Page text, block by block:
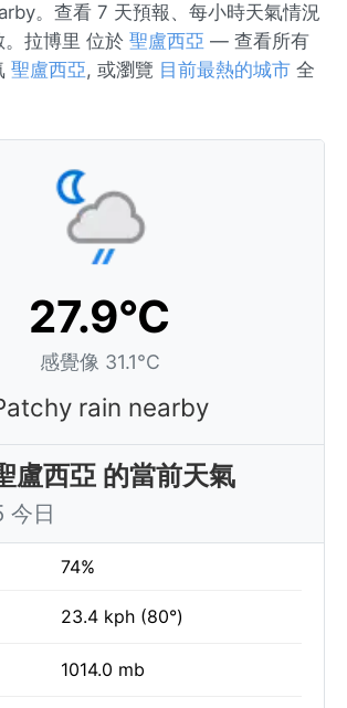
。查看 7 天預報、每小時天氣情況
拉博里 位於 聖盧西亞 — 查看所有
聖盧西亞, 或瀏覽 目前最熱的城市 全
27.9°C
感覺像 31.1°C
rain nearby
盧西亞 的當前天氣
今日
74%
23.4 kph (80°)
1014.0 mb